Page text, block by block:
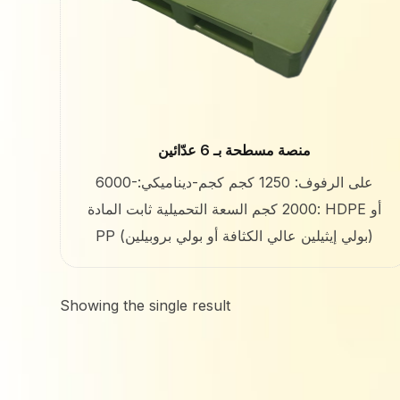
Showing the single result
منصة مسطحة بـ 6 عدّائين
6000-على الرفوف: 1250 كجم كجم-ديناميكي:
2000 كجم السعة التحميلية ثابت المادة: HDPE أو
PP (بولي إيثيلين عالي الكثافة أو بولي بروبيلين)